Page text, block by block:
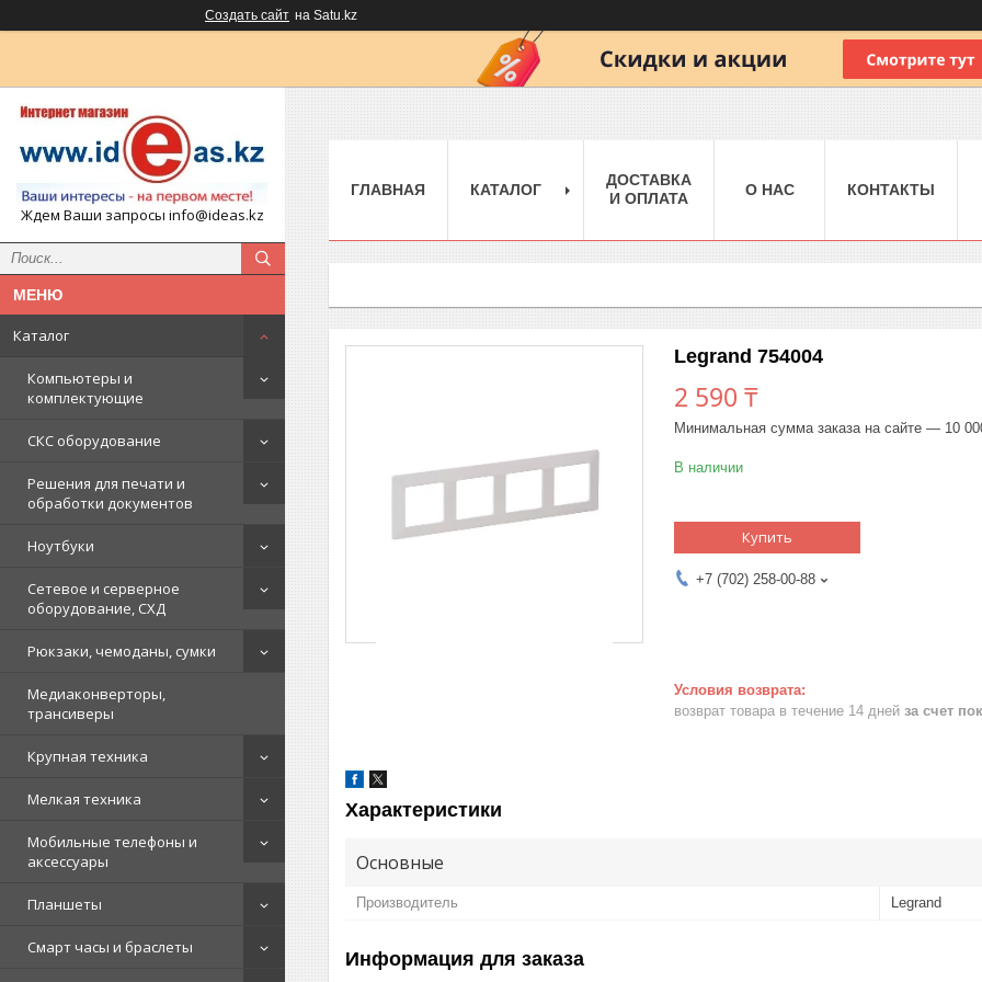
Создать сайт на Satu.kz
Ждем Ваши запросы info@ideas.kz
Каталог
Компьютеры и
комплектующие
СКС оборудование
Решения для печати и
обработки документов
Ноутбуки
Сетевое и серверное
оборудование, СХД
Рюкзаки, чемоданы, сумки
Медиаконверторы,
трансиверы
Крупная техника
Мелкая техника
Мобильные телефоны и
аксессуары
Планшеты
Смарт часы и браслеты
ГЛАВНАЯ КАТАЛОГ
ДОСТАВКА
И ОПЛАТА
О НАС КОНТАКТЫ
Legrand 754004
2 590 ₸
Минимальная сумма заказа на сайте — 10
В наличии
Купить
+7 (702) 258-00-88
возврат товара в течение 14 дней за счет
Характеристики
Основные
Производитель Legrand
Информация для заказа